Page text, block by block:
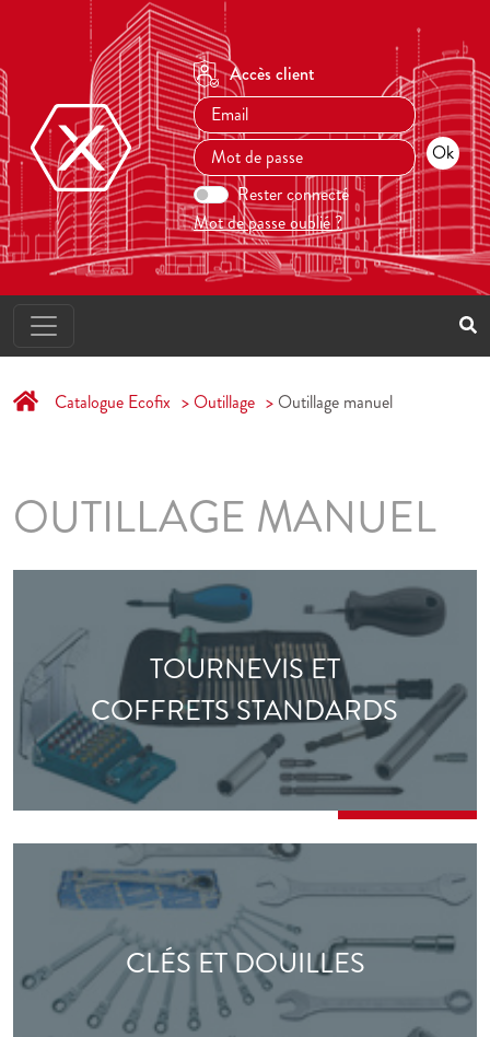
Accès client
Rester connecté
Mot de passe oublié ?
Catalogue Ecofix Outillage Outillage manuel
OUTILLAGE MANUEL
TOURNEVIS ET
COFFRETS STANDARDS
CLÉS ET DOUILLES